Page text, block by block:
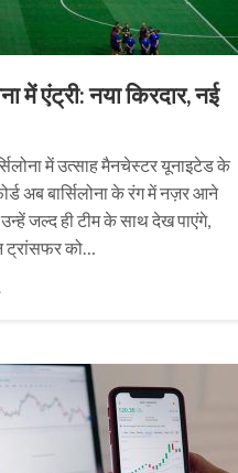
में एंट्री: नया किरदार, नई
में उत्साह मैनचेस्टर यूनाइटेड के
अब बार्सिलोना के रंग में नज़र आने
जल्द ही टीम के साथ देख पाएंगे,
ट्रांसफर को…